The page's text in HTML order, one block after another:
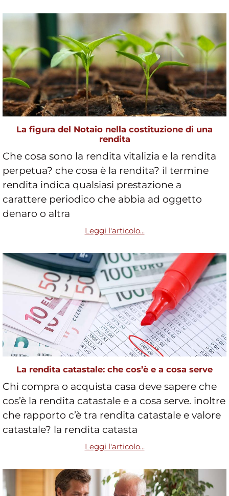
La figura del Notaio nella costituzione di una
rendita
Che cosa sono la rendita vitalizia e la rendita
perpetua? che cosa è la rendita? il termine
rendita indica qualsiasi prestazione a
carattere periodico che abbia ad oggetto
denaro o altra
Leggi l'articolo...
La rendita catastale: che cos’è e a cosa serve
Chi compra o acquista casa deve sapere che
cos’è la rendita catastale e a cosa serve. inoltre
che rapporto c’è tra rendita catastale e valore
catastale? la rendita catasta
Leggi l'articolo...